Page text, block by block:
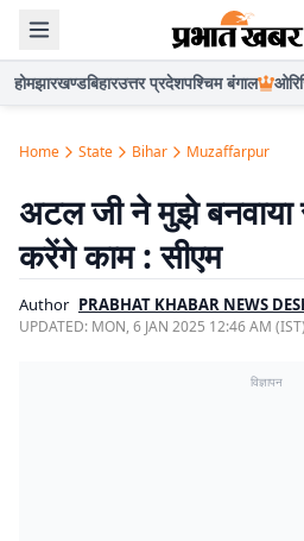
होमझारखण्डबिहारउत्तर प्रदेशपश्चिम बंगाल
Home State Bihar Muzaffarpur
अटल जी ने मुझे बनवाया
करेंगे काम : सीएम
Author PRABHAT KHABAR NEWS
UPDATED: MON, 6 JAN 2025 12:46 AM (IST)
विज्ञापन